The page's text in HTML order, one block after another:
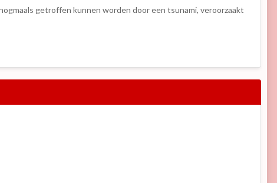
getroffen kunnen worden door een tsunami, veroorzaakt